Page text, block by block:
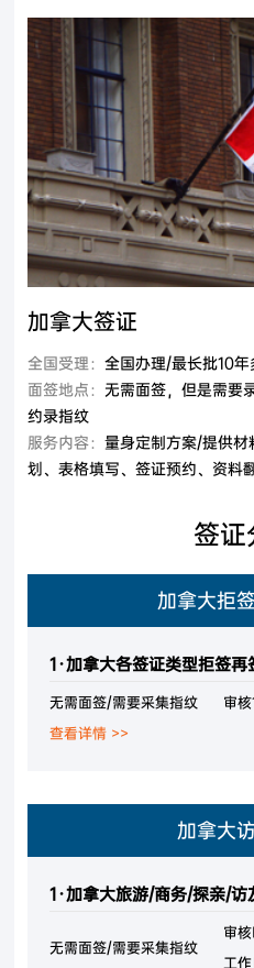
加拿大签证
全国受理：全国办理/最长批10
面签地点： 无需面签，但是需要
约录指纹
服务内容：量身定制方案/提供
划、表格填写、签证预约、资料
签证
加拿大拒
1·加拿大各签证类型拒签再
无需面签/需要采集指纹 审
查看详情 >>
加拿大
1·加拿大旅游/商务/探亲/访
无需面签/需要采集指纹
审
工作